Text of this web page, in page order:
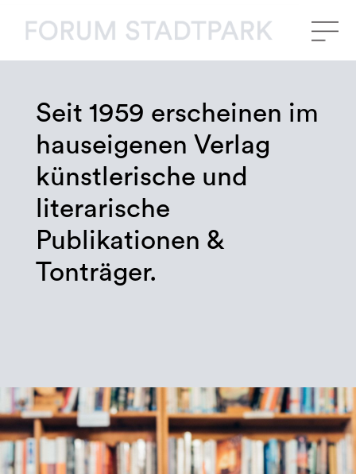
Seit 1959 erscheinen im
hauseigenen Verlag
künstlerische und
literarische
Publikationen &
Tonträger.